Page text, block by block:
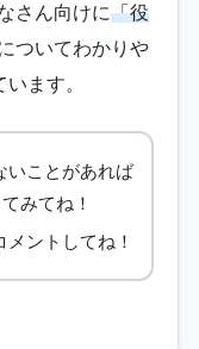
さん向けに「役
ついてわかりや
ます。
いことがあれば
みてね！
ントしてね！